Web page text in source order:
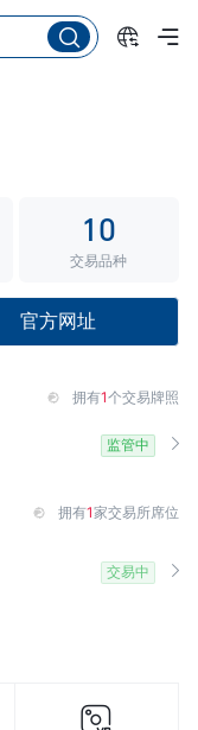
10
交易品种
官方网址
拥有1个交易牌照
监管中
拥有1家交易所席位
交易中